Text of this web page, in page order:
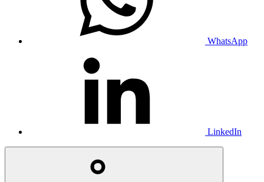
WhatsApp
LinkedIn